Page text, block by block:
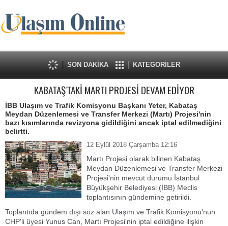
SON DAKİKA KATEGORİLER
KABATAŞ'TAKİ MARTI PROJESİ DEVAM EDİYOR
İBB Ulaşım ve Trafik Komisyonu Başkanı Yeter, Kabataş
Meydan Düzenlemesi ve Transfer Merkezi (Martı) Projesi'nin
bazı kısımlarında revizyona gidildiğini ancak iptal edilmediğini
belirtti.
12 Eylül 2018 Çarşamba 12:16
Martı Projesi olarak bilinen Kabataş
Meydan Düzenlemesi ve Transfer Merkezi
Projesi'nin mevcut durumu İstanbul
Büyükşehir Belediyesi (İBB) Meclis
toplantısının gündemine getirildi.
Toplantıda gündem dışı söz alan Ulaşım ve Trafik Komisyonu'nun
CHP'li üyesi Yunus Can, Martı Projesi'nin iptal edildiğine ilişkin